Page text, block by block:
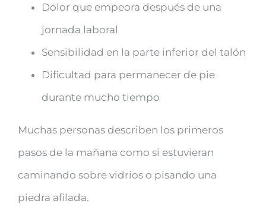
Dolor que empeora después de una
jornada laboral
Sensibilidad en la parte inferior del talón
Dificultad para permanecer de pie
durante mucho tiempo
Muchas personas describen los primeros
pasos de la mañana como si estuvieran
caminando sobre vidrios o pisando una
piedra afilada.